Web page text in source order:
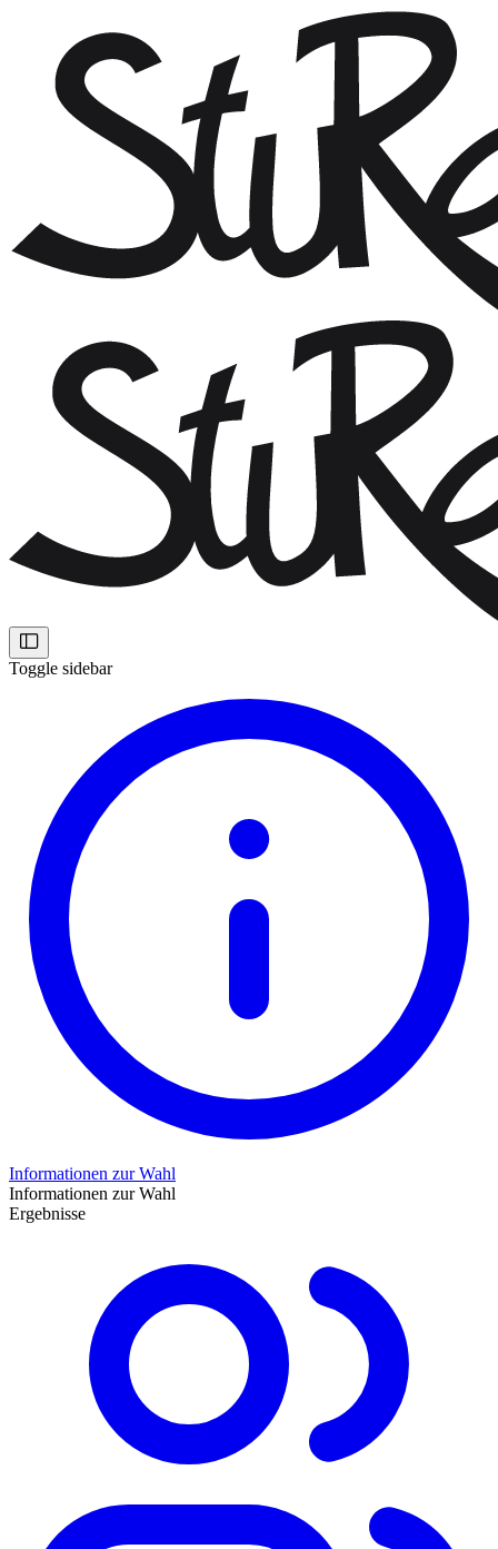
Toggle sidebar
Informationen zur Wahl
Informationen zur Wahl
Ergebnisse